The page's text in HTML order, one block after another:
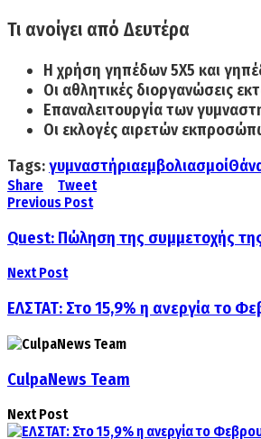
Τι ανοίγει από Δευτέρα
Η χρήση γηπέδων 5Χ5 και
Οι αθλητικές διοργανώσεις
Επαναλειτουργία των
Οι εκλογές αιρετών
Tags:γυμναστήριαεμβολιασμοί
Share
Tweet
Previous Post
Quest: Πώληση της συμμετοχής
Next Post
ΕΛΣΤΑΤ: Στο 15,9% η ανεργία το
CulpaNews Team
Next Post